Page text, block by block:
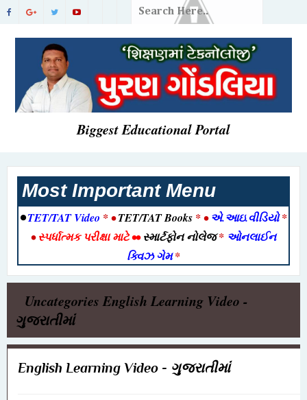
Biggest Educational Portal
Most Important Menu
•TET/TAT Video * •TET/TAT Books * •એ.આઇ.વીડિયો*
•સ્પર્ધાત્મક પરીક્ષા માટે••સ્માર્ટફોન નોલેજ* ઓનલાઈન
ક્વિઝ ગેમ*
Uncategories English Learning Video -
ગુજરાતીમાં
English Learning Video - ગુજરાતીમાં